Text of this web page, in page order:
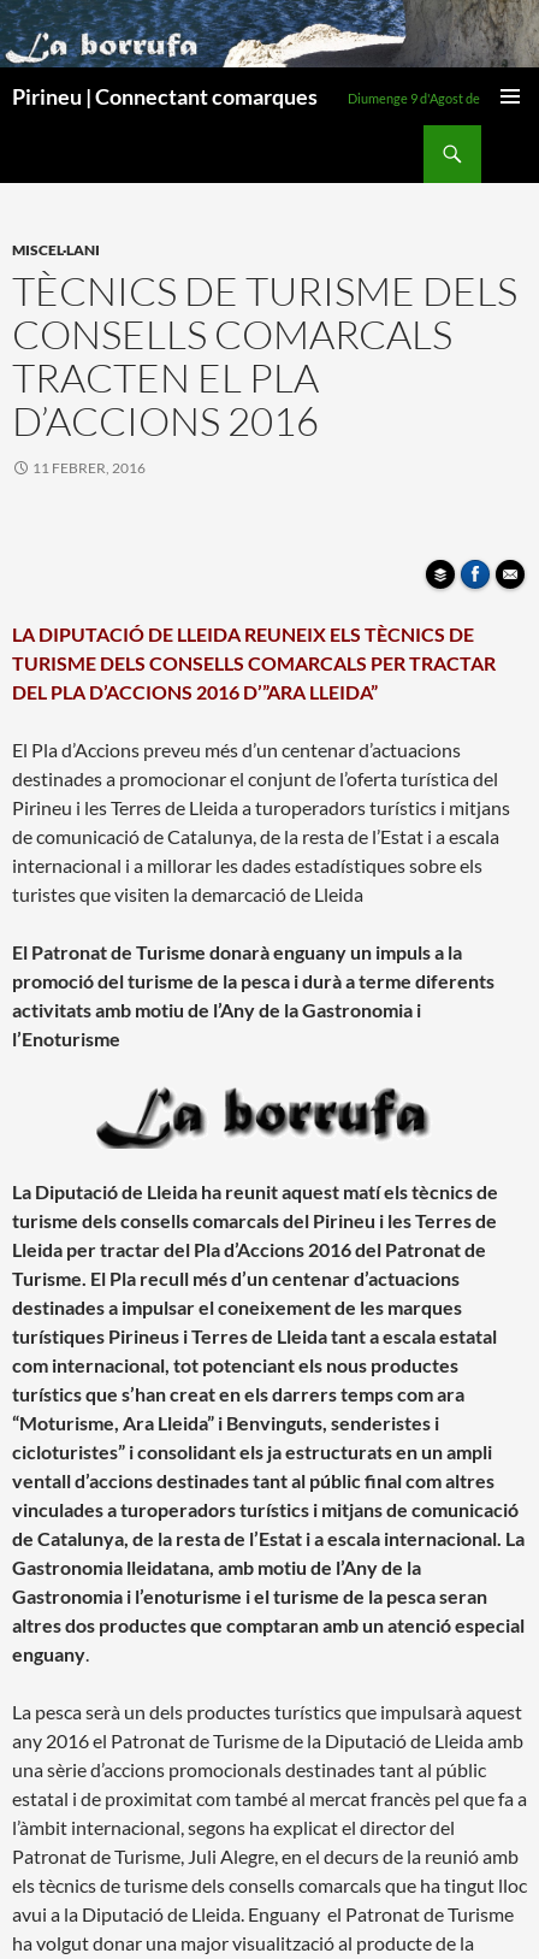
Pirineu | Connectant comarques Diumenge 9 d'Agost de 2026
MISCEL·LANI
TÈCNICS DE TURISME DELS
CONSELLS COMARCALS
TRACTEN EL PLA
D’ACCIONS 2016
11 FEBRER, 2016
LA DIPUTACIÓ DE LLEIDA REUNEIX ELS TÈCNICS DE
TURISME DELS CONSELLS COMARCALS PER TRACTAR
DEL PLA D’ACCIONS 2016 D’”ARA LLEIDA”
El Pla d’Accions preveu més d’un centenar d’actuacions
destinades a promocionar el conjunt de l’oferta turística del
Pirineu i les Terres de Lleida a turoperadors turístics i mitjans
de comunicació de Catalunya, de la resta de l’Estat i a escala
internacional i a millorar les dades estadístiques sobre els
turistes que visiten la demarcació de Lleida
El Patronat de Turisme donarà enguany un impuls a la
promoció del turisme de la pesca i durà a terme diferents
activitats amb motiu de l’Any de la Gastronomia i
l’Enoturisme
La Diputació de Lleida ha reunit aquest matí els tècnics de
turisme dels consells comarcals del Pirineu i les Terres de
Lleida per tractar del Pla d’Accions 2016 del Patronat de
Turisme. El Pla recull més d’un centenar d’actuacions
destinades a impulsar el coneixement de les marques
turístiques Pirineus i Terres de Lleida tant a escala estatal
com internacional, tot potenciant els nous productes
turístics que s’han creat en els darrers temps com ara
“Moturisme, Ara Lleida” i Benvinguts, senderistes i
cicloturistes” i consolidant els ja estructurats en un ampli
ventall d’accions destinades tant al públic final com altres
vinculades a turoperadors turístics i mitjans de comunicació
de Catalunya, de la resta de l’Estat i a escala internacional. La
Gastronomia lleidatana, amb motiu de l’Any de la
Gastronomia i l’enoturisme i el turisme de la pesca seran
altres dos productes que comptaran amb un atenció especial
enguany.
La pesca serà un dels productes turístics que impulsarà aquest
any 2016 el Patronat de Turisme de la Diputació de Lleida amb
una sèrie d’accions promocionals destinades tant al públic
estatal i de proximitat com també al mercat francès pel que fa a
l’àmbit internacional, segons ha explicat el director del
Patronat de Turisme, Juli Alegre, en el decurs de la reunió amb
els tècnics de turisme dels consells comarcals que ha tingut lloc
avui a la Diputació de Lleida. Enguany el Patronat de Turisme
ha volgut donar una major visualització al producte de la